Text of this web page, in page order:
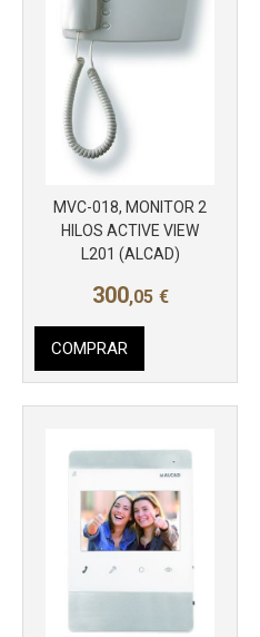
MVC-018, MONITOR 2
HILOS ACTIVE VIEW
L201 (ALCAD)
300,05 €
COMPRAR
Más info